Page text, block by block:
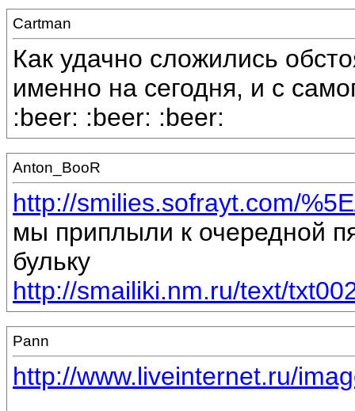
Cartman
Как удачно сложились
именно на сегодня, и с
:beer: :beer: :beer:
Anton_BooR
http://smilies.sofrayt.com/
мы приплыли к очередной
бульку
http://smailiki.nm.ru/text/
Pann
http://www.liveinternet.ru/